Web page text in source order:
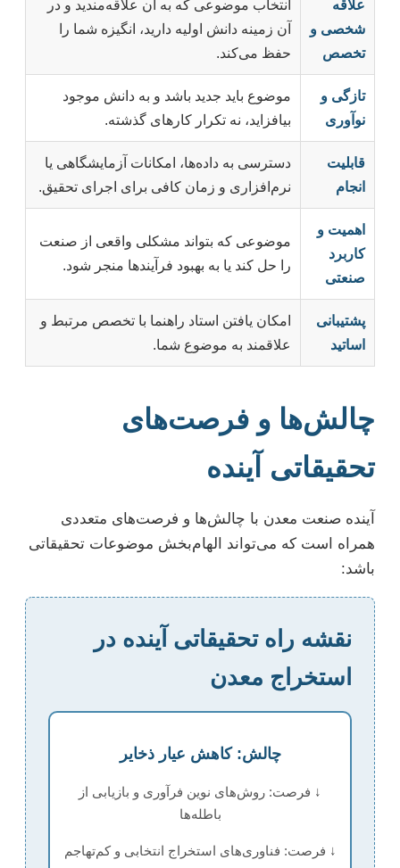
علاقه
شخصی و
تخصص
انتخاب موضوعی که به آن علاقه‌مندید و در
آن زمینه دانش اولیه دارید، انگیزه شما را
حفظ می‌کند.
تازگی و
نوآوری
موضوع باید جدید باشد و به دانش موجود
بیافزاید، نه تکرار کارهای گذشته.
قابلیت
انجام
دسترسی به داده‌ها، امکانات آزمایشگاهی یا
نرم‌افزاری و زمان کافی برای اجرای تحقیق.
اهمیت و
کاربرد
صنعتی
موضوعی که بتواند مشکلی واقعی از صنعت
را حل کند یا به بهبود فرآیندها منجر شود.
پشتیبانی
اساتید
امکان یافتن استاد راهنما با تخصص مرتبط و
علاقمند به موضوع شما.
چالش‌ها و فرصت‌های
تحقیقاتی آینده
آینده صنعت معدن با چالش‌ها و فرصت‌های متعددی
همراه است که می‌تواند الهام‌بخش موضوعات تحقیقاتی
باشد:
نقشه راه تحقیقاتی آینده در
استخراج معدن
چالش: کاهش عیار ذخایر
↓ فرصت: روش‌های نوین فرآوری و بازیابی از
باطله‌ها
↓ فرصت: فناوری‌های استخراج انتخابی و کم‌تهاجم